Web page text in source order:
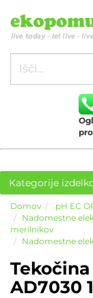
Kategorije
Domov
pH EC
Nadomestne
merilnikov
Nadomestne
AD7030